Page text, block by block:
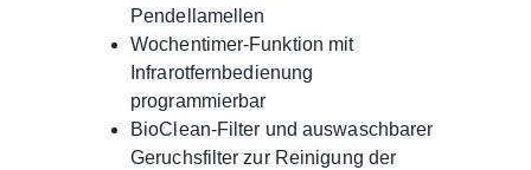
Pendellamellen
Wochentimer-Funktion mit
Infrarotfernbedienung
programmierbar
BioClean-Filter und auswaschbarer
Geruchsfilter zur Reinigung der